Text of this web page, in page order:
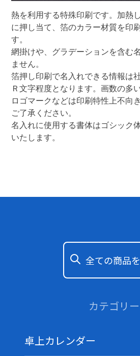
熱を利用する特殊印刷です。加熱
に押し当て、箔のカラー材質を印
す。
網掛けや、グラデーションを含む
ません。
箔押し印刷で名入れできる情報は
Ｒ文字程度となります。画数の多
ロゴマークなどは印刷特性上不向
ご了承ください。
名入れに使用する書体はゴシック
いたします。
全ての商品
カテゴリー
卓上カレンダー